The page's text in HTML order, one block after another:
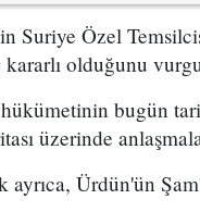
Suriye Özel
kararlı olduğunu
bugün
üzerinde
ayrıca, Ürdün'ün